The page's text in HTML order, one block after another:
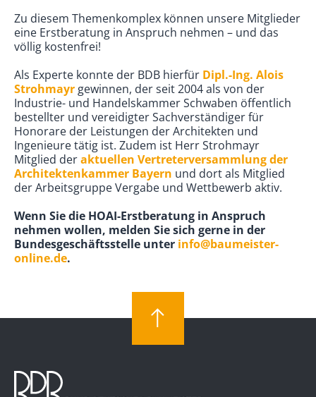
Zu diesem Themenkomplex können unsere Mitglieder
eine Erstberatung in Anspruch nehmen – und das
völlig kostenfrei!
Als Experte konnte der BDB hierfür Dipl.-Ing. Alois
Strohmayr gewinnen, der seit 2004 als von der
Industrie- und Handelskammer Schwaben öffentlich
bestellter und vereidigter Sachverständiger für
Honorare der Leistungen der Architekten und
Ingenieure tätig ist. Zudem ist Herr Strohmayr
Mitglied deraktuellen Vertreterversammlung der
Architektenkammer Bayern und dort als Mitglied
der Arbeitsgruppe Vergabe und Wettbewerb aktiv.
Wenn Sie die HOAI-Erstberatung in Anspruch
nehmen wollen, melden Sie sich gerne in der
Bundesgeschäftsstelle unter info@baumeister-
online.de.